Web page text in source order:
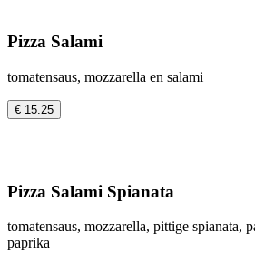
Pizza Salami
tomatensaus, mozzarella en salami
€ 15.25
Pizza Salami Spianata
tomatensaus, mozzarella, pittige spianata,
paprika